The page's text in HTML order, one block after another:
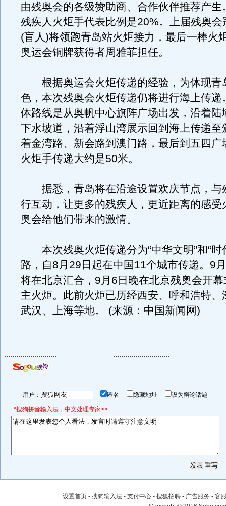
由残奥会的各级赞助商、合作伙伴推荐产生
残疾人火炬手代表比例是20%。上届残奥会
(盲人)将领跑青岛站火炬接力，最后一棒火
奥运会铜牌获得者周雅菲担任。
根据奥运会火炬传递的经验，为体现青
色，本次残奥会火炬传递仍将进行海上传递
体路线是从奥帆中心旗阵广场出发，沿着陆
下水坡道，沿着浮山湾展示回到海上传递至
着金湾路、新会路到澳门路，最后到五四广
火炬手传递大约是50米。
据悉，青岛将在沿途设置欢庆节点，与
行互动，让更多的残疾人，更近距离的感受
奥会给他们带来的激情。
本次残奥火炬传递分为“中华文明”和“时
路，自8月29日起在中国11个城市传递。9
将在北京汇合，9月6日晚在北京残奥会开
主火炬。此前火炬已历经西安、呼和浩特、
武汉、上海等地。 (来源：中国新闻网)
用户： 匿名 隐藏地址 设为辩论话题
*搜狗拼音输入法，中文处理专家>>
设置首页 - 搜狗输入法 - 支付中心 - 搜狐招聘 - 广告服务 - 客